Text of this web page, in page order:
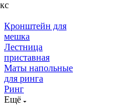
Кронштейн для
мешка
Лестница
приставная
Маты напольные
для ринга
Ринг
Ещё